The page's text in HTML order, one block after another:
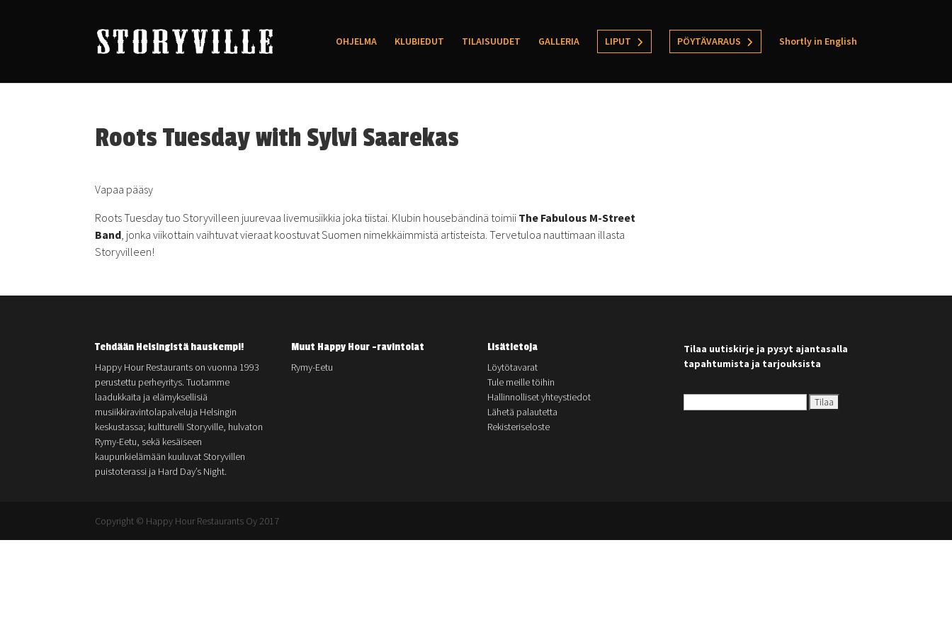
OHJELMA KLUBIEDUT TILAISUUDET GALLERIA LIPUT PÖYTÄVARAUS Shortly in English
Roots Tuesday with Sylvi Saarekas
Vapaa pääsy
Roots Tuesday tuo Storyvilleen juurevaa livemusiikkia joka tiistai. Klubin housebändinä toimii The Fabulous M-Street
Band, jonka viikottain vaihtuvat vieraat koostuvat Suomen nimekkäimmistä artisteista. Tervetuloa nauttimaan illasta
Storyvilleen!
Tehdään Helsingistä hauskempi!
Happy Hour Restaurants on vuonna 1993
perustettu perheyritys. Tuotamme
laadukkaita ja elämyksellisiä
musiikkiravintolapalveluja Helsingin
keskustassa; kultturelli Storyville, hulvaton
Rymy-Eetu, sekä kesäiseen
kaupunkielämään kuuluvat Storyvillen
puistoterassi ja Hard Day’s Night.
Muut Happy Hour -ravintolat
Rymy-Eetu
Lisätietoja
Löytötavarat
Tule meille töihin
Hallinnolliset yhteystiedot
Lähetä palautetta
Rekisteriseloste
Tilaa uutiskirje ja pysyt ajantasalla
tapahtumista ja tarjouksista
Copyright © Happy Hour Restaurants Oy 2017